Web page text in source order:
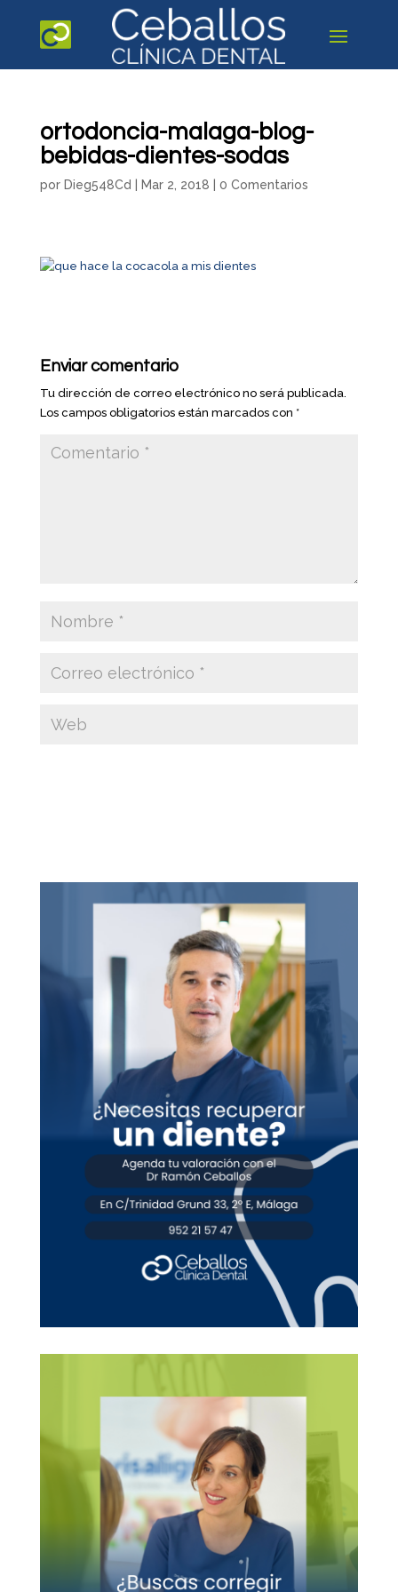
ortodoncia-malaga-blog-
bebidas-dientes-sodas
por Dieg548Cd Mar 2, 2018 0 Comentarios
Enviar comentario
Tu dirección de correo electrónico no será publicada.
Los campos obligatorios están marcados con *